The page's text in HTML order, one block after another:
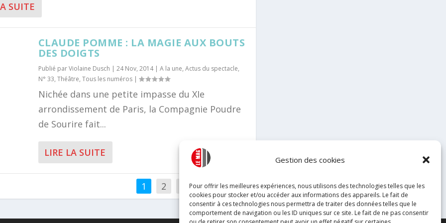
Gestion des cookies
Pour offrir les meilleures expériences, nous utilisons des technologies telles que les
cookies pour stocker et/ou accéder aux informations des appareils. Le fait de
consentir à ces technologies nous permettra de traiter des données telles que le
comportement de navigation ou les ID uniques sur ce site. Le fait de ne pas consentir
SUITE
CLAUDE POMME : LA MAGIE AUX BOUTS
DES DOIGTS
Publié parViolaine Dusch | 24 Nov, 2014| A la une, Actus du spectacle,
N° 33, Théâtre, Tous les numéros|
Nichée dans une petite impasse du XIe
arrondissement de Paris, la Compagnie Poudre
de Sourire fait...
LIRE LA SUITE
1 2 … 6